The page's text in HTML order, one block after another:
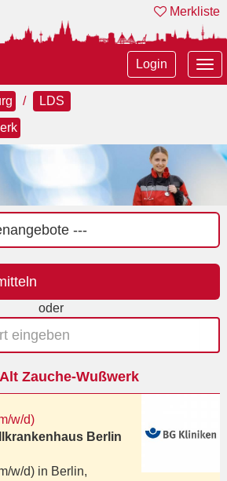
Merkliste
Login
LDS
oder
Zauche-Wußwerk
w/d)
Berlin
w/d) in Berlin,